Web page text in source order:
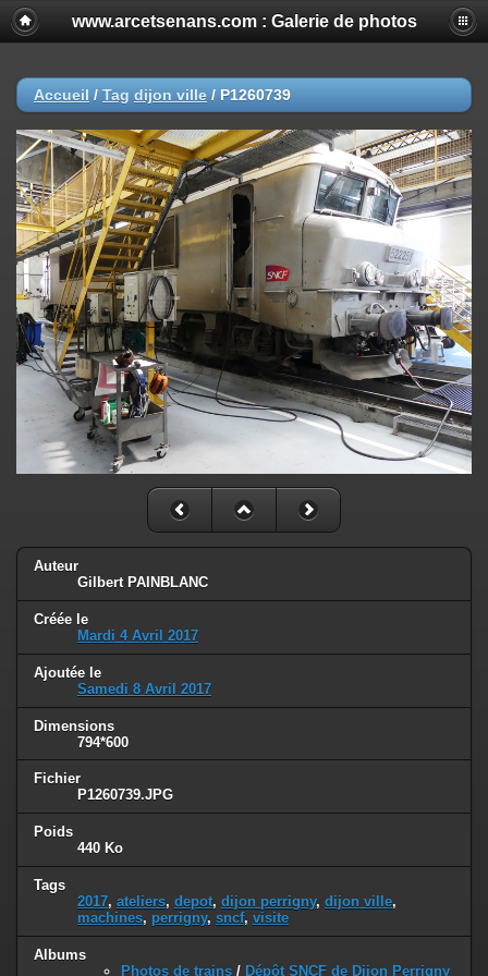
www.arcetsenans.com : Galerie de photos
Accueil / Tag dijon ville / P1260739
Auteur
Gilbert PAINBLANC
Créée le
Mardi 4 Avril 2017
Ajoutée le
Samedi 8 Avril 2017
Dimensions
794*600
Fichier
P1260739.JPG
Poids
440 Ko
Tags
2017, ateliers, depot, dijon perrigny, dijon ville,
machines, perrigny, sncf, visite
Albums
Photos de trains / Dépôt SNCF de Dijon Perrigny